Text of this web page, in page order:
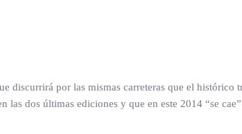
discurrirá por las mismas carreteras que el
dos últimas ediciones y que en este 2014 “se